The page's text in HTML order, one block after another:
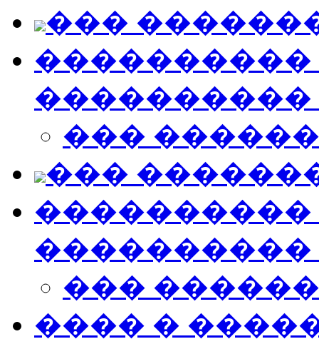
���
����������
����������
���
���
����������
����������
���
���� �